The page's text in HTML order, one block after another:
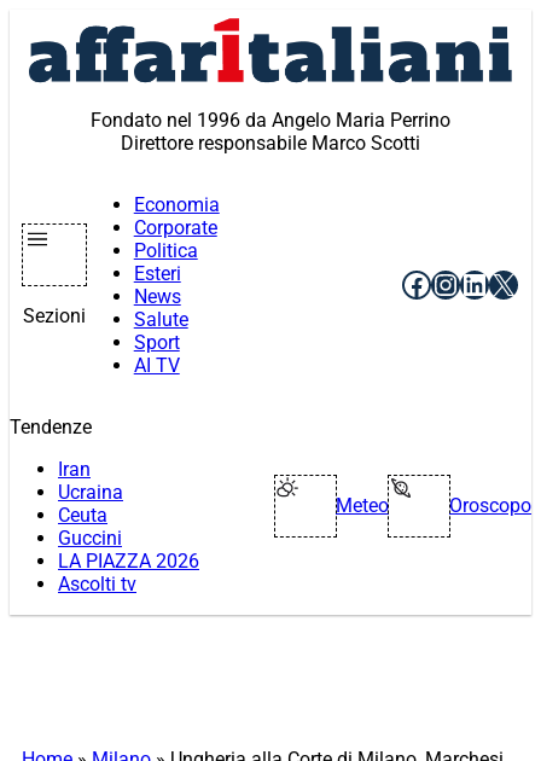
contenuto
Fondato nel 1996 da Angelo Maria Perrino
Direttore responsabile Marco Scotti
Sezioni
Economia
Corporate
Politica
Esteri
News
Salute
Sport
AI TV
Facebook
X
Tendenze
Iran
Ucraina
Ceuta
Guccini
LA PIAZZA 2026
Ascolti tv
Meteo Oroscopo